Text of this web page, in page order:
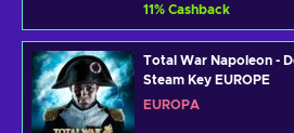
11% Cashback
Total War Napoleon -
Steam Key EUROPE
EUROPA